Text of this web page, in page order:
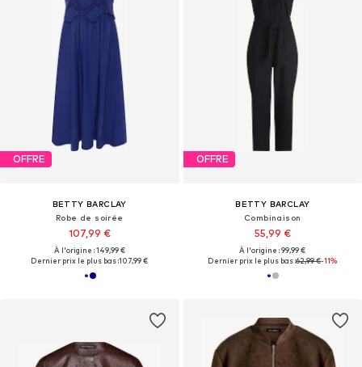
OFFRE
BETTY BARCLAY
Robe de soirée
107,99 €
À l'origine : 149,99 €
Dernier prix le plus bas :107,99 €
OFFRE
BETTY BARCLAY
Combinaison
55,99 €
À l'origine : 99,99 €
Dernier prix le plus bas :62,99 €-11%